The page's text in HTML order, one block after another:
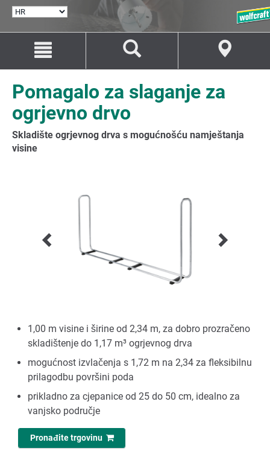
ODABERI
sadržaj
navigaciju
Pomagalo za slaganje za
ogrjevno drvo
Skladište ogrjevnog drva s mogućnošću namještanja
visine
1,00 m visine i širine od 2,34 m, za dobro prozračeno
skladištenje do 1,17 m³ ogrjevnog drva
mogućnost izvlačenja s 1,72 m na 2,34 za fleksibilnu
prilagodbu površini poda
prikladno za cjepanice od 25 do 50 cm, idealno za
vanjsko područje
Pronađite trgovinu